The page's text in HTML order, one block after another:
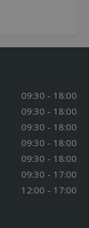
09:30 - 18:00
09:30 - 18:00
09:30 - 18:00
09:30 - 18:00
09:30 - 18:00
09:30 - 17:00
12:00 - 17:00